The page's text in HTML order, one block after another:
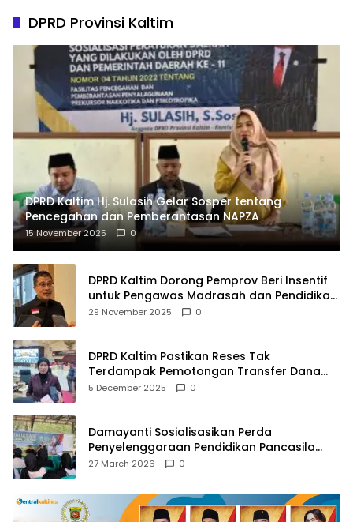
DPRD Provinsi Kaltim
DPRD Kaltim Hj. Sulasih Gelar Sosper tentang
Pencegahan dan Pemberantasan NAPZA
15 November 2025 0
DPRD Kaltim Dorong Pemprov Beri Insentif
untuk Pengawas Madrasah dan Pendidikan
Agama
29 November 2025 0
DPRD Kaltim Pastikan Reses Tak
Terdampak Pemotongan Transfer Dana
Pusat
5 December 2025 0
Damayanti Sosialisasikan Perda
Penyelenggaraan Pendidikan Pancasila
dan Wawasan Kebangsaan
27 March 2026 0